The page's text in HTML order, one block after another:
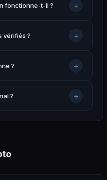
fonctionne-t-il ? +
vérifiés ? +
? +
? +